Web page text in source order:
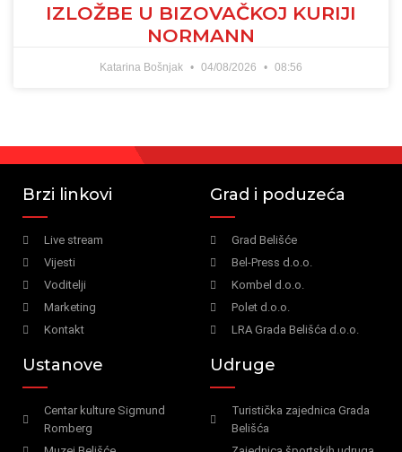
IZLOŽBE U BIZOVAČKOJ KURIJI
NORMANN
Katarina Bošnjak 04/08/2026 08:56
Brzi linkovi
Live stream
Vijesti
Voditelji
Marketing
Kontakt
Grad i poduzeća
Grad Belišće
Bel-Press d.o.o.
Kombel d.o.o.
Polet d.o.o.
LRA Grada Belišća d.o.o.
Ustanove
Centar kulture Sigmund
Romberg
Udruge
Turistička zajednica Grada
Belišća